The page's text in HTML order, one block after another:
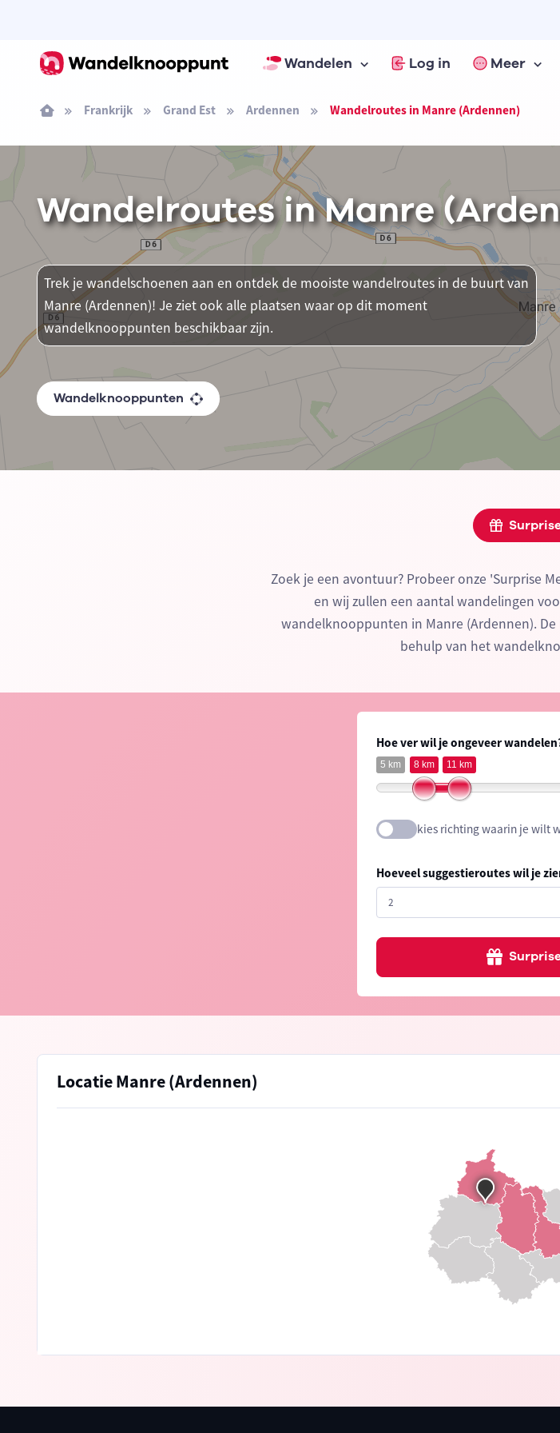
Wandelen Log in Meer
Frankrijk Grand Est Ardennen Wandelroutes in Manre (Ardennen)
Wandelroutes in Manre
Trek je wandelschoenen aan en ontdek de mooiste wandelroutes in de buurt van
Manre (Ardennen)! Je ziet ook alle plaatsen waar op dit moment
wandelknooppunten beschikbaar zijn.
Wandelknooppunten
Zoek je een avontuur? Probeer onze 'Surprise
en wij zullen een aantal wandelingen
wandelknooppunten in Manre (Ardennen).
behulp van het
Hoe ver wil je ongeveer
5 km 8 km 11 km
kies richting waarin je wilt
Hoeveel suggestieroutes wil je
Locatie Manre (Ardennen)